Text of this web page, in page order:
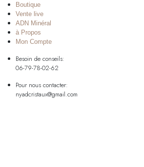
Boutique
Vente live
ADN Minéral
à Propos
Mon Compte
Besoin de conseils:
06-79-78-02-62
Pour nous contacter:
nyadcristaux@gmail.com